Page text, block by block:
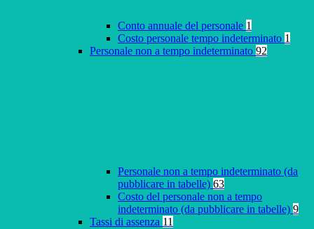
Conto annuale del personale 1
Costo personale tempo indeterminato 1
Personale non a tempo indeterminato 92
Personale non a tempo indeterminato (da
pubblicare in tabelle) 63
Costo del personale non a tempo
indeterminato (da pubblicare in tabelle) 9
Tassi di assenza 11